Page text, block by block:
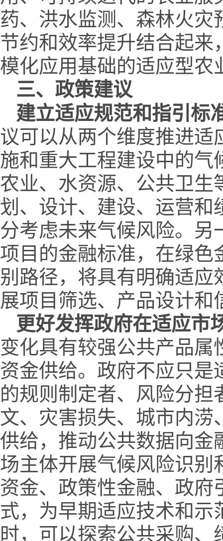
药、洪水监测、森林火
节约和效率提升结合起
模化应用基础的适应型农
三、政策建议
建立适应规范和指引 标
议可以从两个维度推进适
施和重大工程建设中的气
农业、水资源、公共卫生
划、设计、建设、运营和
分考虑未来气候风险。
项目的金融标准，在绿色
别路径，将具有明确适
展项目筛选、产品设计
更好发挥政府在适应市
变化具有较强公共产品
资金供给。政府不应只
的规则制定者、风险分
文、灾害损失、城市内
供给，推动公共数据向金
场主体开展气候风险识别
资金、政策性金融、政
式，为早期适应技术和
时，可以探索公共采购